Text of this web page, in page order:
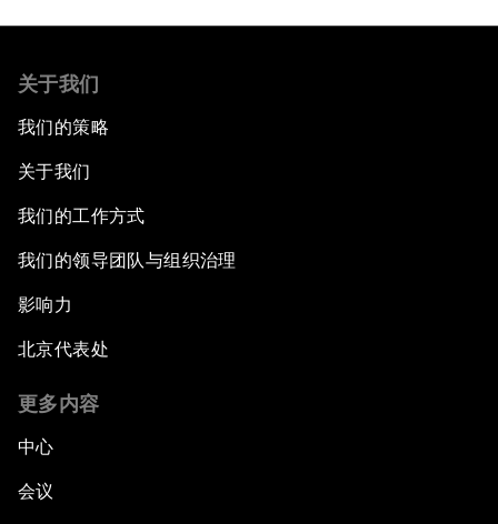
关于我们
我们的策略
关于我们
我们的工作方式
我们的领导团队与组织治理
影响力
北京代表处
更多内容
中心
会议